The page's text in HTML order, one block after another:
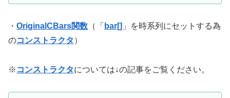
・ OriginalCBars関数 （「 bar[] 」を時系列にセットする為
のコンストラクタ ）
※ コンストラクタについては↓の記事をご覧ください。